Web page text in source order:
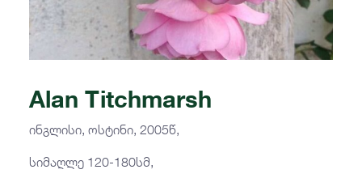
Alan Titchmarsh
ინგლისი, ოსტინი, 2005წ,
სიმაღლე 120-180სმ,